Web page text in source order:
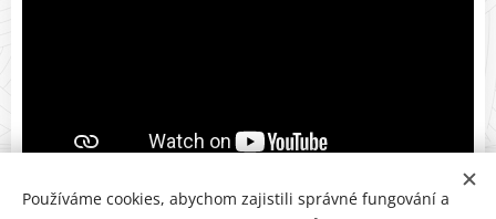
Používáme cookies, abychom zajistili správné fungování a